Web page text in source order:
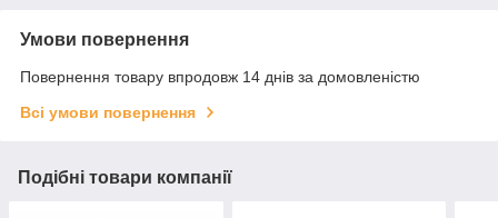
Умови повернення
Повернення товару впродовж 14 днів за домовленістю
Всі умови повернення
Подібні товари компанії